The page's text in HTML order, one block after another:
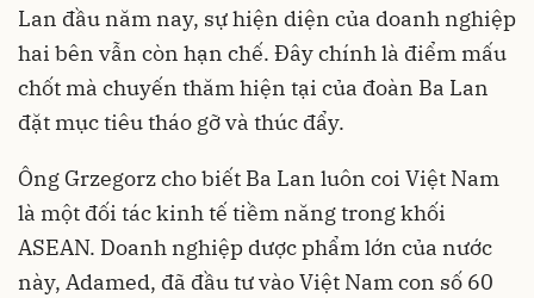
Lan đầu năm nay, sự hiện diện của doanh nghiệp
hai bên vẫn còn hạn chế. Đây chính là điểm mấu
chốt mà chuyến thăm hiện tại của đoàn Ba Lan
đặt mục tiêu tháo gỡ và thúc đẩy.
Ông Grzegorz cho biết Ba Lan luôn coi Việt Nam
là một đối tác kinh tế tiềm năng trong khối
ASEAN. Doanh nghiệp dược phẩm lớn của nước
này, Adamed, đã đầu tư vào Việt Nam con số 60